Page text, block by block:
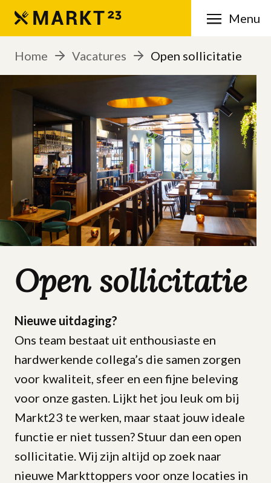
Menu
Home Vacatures Open sollicitatie
Open sollicitatie
Nieuwe uitdaging?
Ons team bestaat uit enthousiaste en
hardwerkende collega’s die samen zorgen
voor kwaliteit, sfeer en een fijne beleving
voor onze gasten. Lijkt het jou leuk om bij
Markt23 te werken, maar staat jouw ideale
functie er niet tussen?Stuur dan een open
sollicitatie. Wij zijn altijd op zoek naar
nieuwe Markttoppers voor onze locaties in